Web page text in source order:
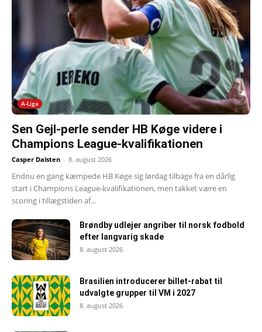
A-Liga
Sen Gejl-perle sender HB Køge videre i
Champions League-kvalifikationen
Casper Dalsten - 8. august 2026
Endnu en gang kæmpede HB Køge sig lørdag tilbage fra en dårlig
start i Champions League-kvalifikationen, men takket være en
scoring i tillægstiden af...
Brøndby udlejer angriber til norsk fodbold
efter langvarig skade
8. august 2026
Brasilien introducerer billet-rabat til
udvalgte grupper til VM i 2027
8. august 2026